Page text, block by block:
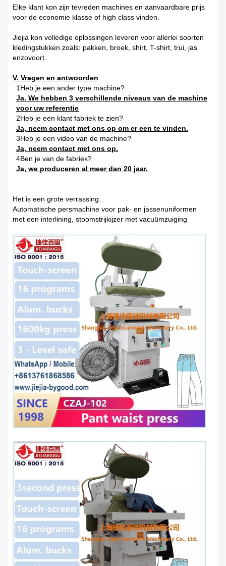
Elke klant kon zijn tevreden machines en aanvaardbare prijs
voor de economie klasse of high class vinden.
Jiejia kon volledige oplossingen leveren voor allerlei soorten
kledingstukken zoals: pakken, broek, shirt, T-shirt, trui, jas
enzovoort.
V. Vragen en antwoorden
1Heb je een ander type machine?
Ja. We hebben 3 verschillende niveaus van de machine
voor uw referentie
2Heb je een klant fabriek te zien?
Ja, neem contact met ons op om er een te vinden.
3Heb je een video van de machine?
Ja, neem contact met ons op.
4Ben je van de fabriek?
Ja, we produceren al meer dan 20 jaar.
Het is een grote verrassing.
Automatische persmachine voor pak- en jassenuniformen
met een interlining, stoomstrijkijzer met vacuümzuiging